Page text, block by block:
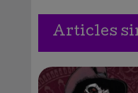
Articles